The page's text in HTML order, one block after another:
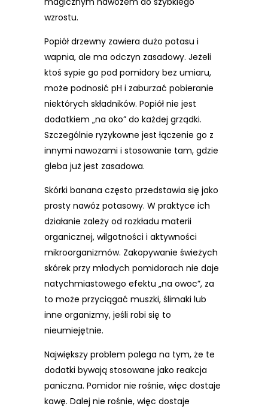
wzrostu.
Popiół drzewny zawiera dużo potasu i
wapnia, ale ma odczyn zasadowy. Jeżeli
ktoś sypie go pod pomidory bez umiaru,
może podnosić pH i zaburzać pobieranie
niektórych składników. Popiół nie jest
dodatkiem „na oko” do każdej grządki.
Szczególnie ryzykowne jest łączenie go z
innymi nawozami i stosowanie tam, gdzie
gleba już jest zasadowa.
Skórki banana często przedstawia się jako
prosty nawóz potasowy. W praktyce ich
działanie zależy od rozkładu materii
organicznej, wilgotności i aktywności
mikroorganizmów. Zakopywanie świeżych
skórek przy młodych pomidorach nie daje
natychmiastowego efektu „na owoc”, za
to może przyciągać muszki, ślimaki lub
inne organizmy, jeśli robi się to
nieumiejętnie.
Największy problem polega na tym, że te
dodatki bywają stosowane jako reakcja
paniczna. Pomidor nie rośnie, więc dostaje
kawę. Dalej nie rośnie, więc dostaje